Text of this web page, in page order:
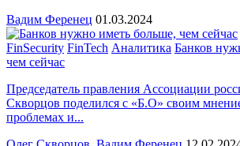
Вадим Ференец 01.03.2024
FinSecurity FinTech Аналитика Банков
чем сейчас
Председатель правления Ассоциации
Скворцов поделился с «Б.О» своим
проблемах и...